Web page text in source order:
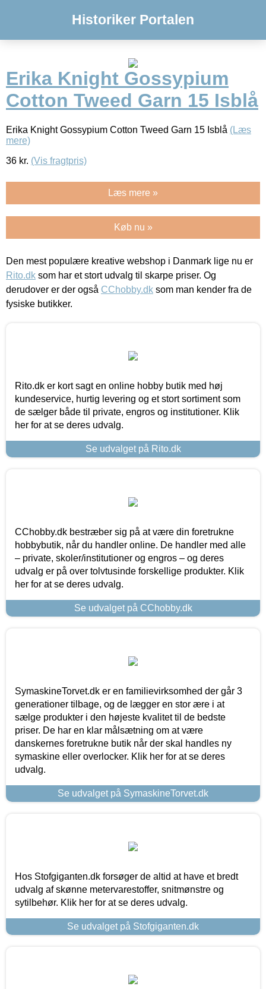
Historiker Portalen
Erika Knight Gossypium
Cotton Tweed Garn 15 Isblå
Erika Knight Gossypium Cotton Tweed Garn 15 Isblå (Læs
mere)
36 kr. (Vis fragtpris)
Læs mere »
Køb nu »
Den mest populære kreative webshop i Danmark lige nu er
Rito.dk som har et stort udvalg til skarpe priser. Og
derudover er der også CChobby.dk som man kender fra de
fysiske butikker.
Rito.dk er kort sagt en online hobby butik med høj
kundeservice, hurtig levering og et stort sortiment som
de sælger både til private, engros og institutioner. Klik
her for at se deres udvalg.
Se udvalget på Rito.dk
CChobby.dk bestræber sig på at være din foretrukne
hobbybutik, når du handler online. De handler med alle
– private, skoler/institutioner og engros – og deres
udvalg er på over tolvtusinde forskellige produkter. Klik
her for at se deres udvalg.
Se udvalget på CChobby.dk
SymaskineTorvet.dk er en familievirksomhed der går 3
generationer tilbage, og de lægger en stor ære i at
sælge produkter i den højeste kvalitet til de bedste
priser. De har en klar målsætning om at være
danskernes foretrukne butik når der skal handles ny
symaskine eller overlocker. Klik her for at se deres
udvalg.
Se udvalget på SymaskineTorvet.dk
Hos Stofgiganten.dk forsøger de altid at have et bredt
udvalg af skønne metervarestoffer, snitmønstre og
sytilbehør. Klik her for at se deres udvalg.
Se udvalget på Stofgiganten.dk